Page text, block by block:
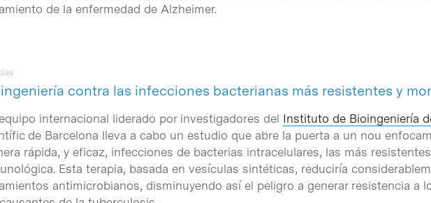
de la enfermedad de Alzheimer.
contra las infecciones bacterianas más resistentes y
internacional liderado por investigadores del Instituto de Bioingeniería
de Barcelona lleva a cabo un estudio que abre la puerta a un nou
rápida, y eficaz, infecciones de bacterias intracelulares, las más
Esta terapia, basada en vesículas sintéticas, reduciría
antimicrobianos, disminuyendo así el peligro a generar resistencia a